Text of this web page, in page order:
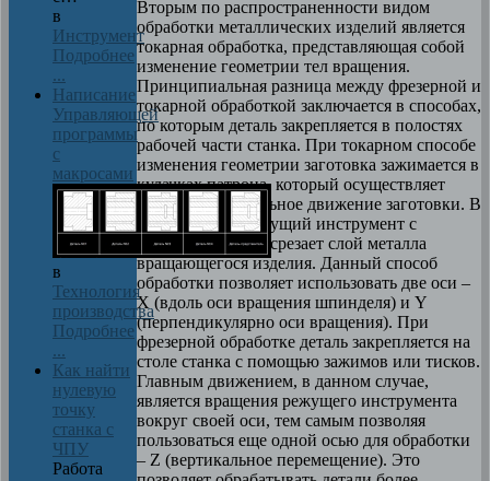
Вторым по распространенности видом
обработки металлических изделий является
токарная обработка, представляющая собой
изменение геометрии тел вращения.
Принципиальная разница между фрезерной и
токарной обработкой заключается в способах,
по которым деталь закрепляется в полостях
рабочей части станка. При токарном способе
изменения геометрии заготовка зажимается в
кулачках патрона, который осуществляет
главное вращательное движение заготовки. В
свою очередь режущий инструмент с
помощью подачи срезает слой металла
вращающегося изделия. Данный способ
обработки позволяет использовать две оси –
X (вдоль оси вращения шпинделя) и Y
(перпендикулярно оси вращения). При
фрезерной обработке деталь закрепляется на
столе станка с помощью зажимов или тисков.
Главным движением, в данном случае,
является вращения режущего инструмента
вокруг своей оси, тем самым позволяя
пользоваться еще одной осью для обработки
– Z (вертикальное перемещение). Это
в
Инструмент
Подробнее
...
Написание
Управляющей
программы
с
макросами
в
Технология
производства
Подробнее
...
Как найти
нулевую
точку
станка с
ЧПУ
Работа